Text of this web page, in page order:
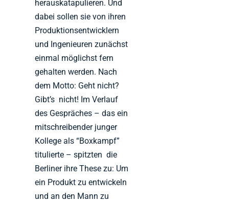
herauskatapulieren. Und
dabei sollen sie von ihren
Produktionsentwicklern
und Ingenieuren zunächst
einmal möglichst fern
gehalten werden. Nach
dem Motto: Geht nicht?
Gibt’s nicht! Im Verlauf
des Gespräches – das ein
mitschreibender junger
Kollege als “Boxkampf”
titulierte – spitzten die
Berliner ihre These zu: Um
ein Produkt zu entwickeln
und an den Mann zu